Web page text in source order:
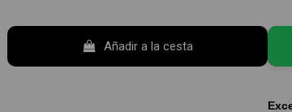
Añadir a la cesta